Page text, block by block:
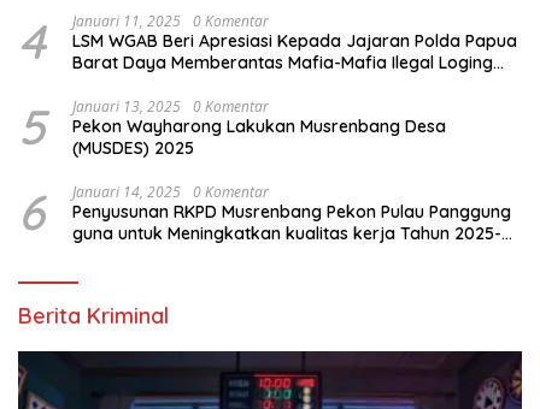
4 Januari 11, 2025 0 Komentar
LSM WGAB Beri Apresiasi Kepada Jajaran Polda Papua
Barat Daya Memberantas Mafia-Mafia Ilegal Loging
5 Januari 13, 2025 0 Komentar
Pekon Wayharong Lakukan Musrenbang Desa
(MUSDES) 2025
6 Januari 14, 2025 0 Komentar
Penyusunan RKPD Musrenbang Pekon Pulau Panggung
guna untuk Meningkatkan kualitas kerja Tahun 2025-
Berita Kriminal